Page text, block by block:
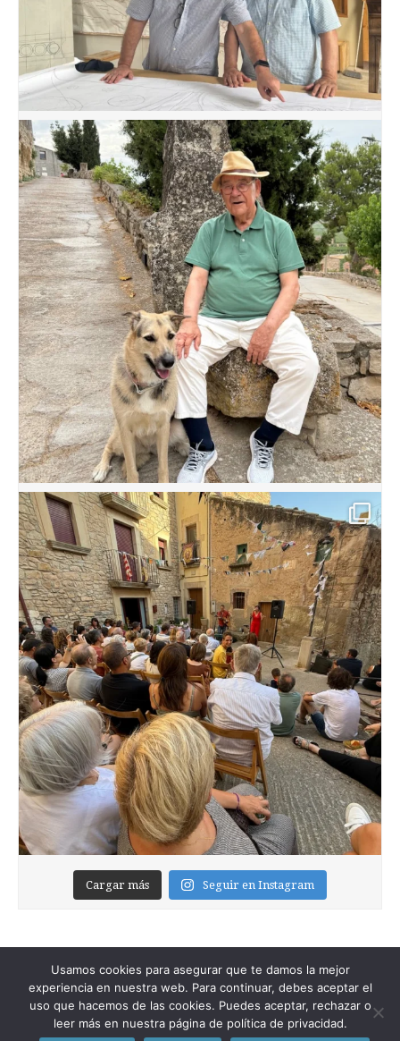
Cargar más Seguir en Instagram
Copyright © 2026 Foixblog . All Rights Reserved.
Usamos cookies para asegurar que te damos la mejor
experiencia en nuestra web. Para continuar, debes aceptar el
uso que hacemos de las cookies. Puedes aceptar, rechazar o
leer más en nuestra página de política de privacidad.